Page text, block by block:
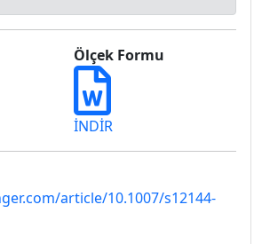
Ölçek Formu
İNDİR
article/10.1007/s12144-